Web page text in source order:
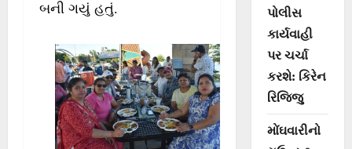
બની ગયું હતું.
પોલીસ
કાર્યવાહી
પર ચર્ચા
કરશે: કિરેન
રિજિજુ
મોંઘવારીનો